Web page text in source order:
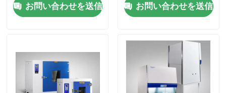
お問い合わせを送信 お問い合わせを送信